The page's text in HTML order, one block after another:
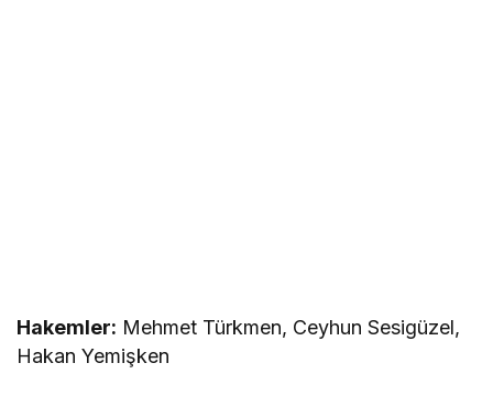
Hakemler: Mehmet Türkmen, Ceyhun Sesigüzel,
Hakan Yemişken